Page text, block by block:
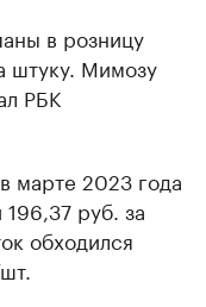
в розницу
штуку. Мимозу
РБК
марте 2023 года
руб. за
обходился